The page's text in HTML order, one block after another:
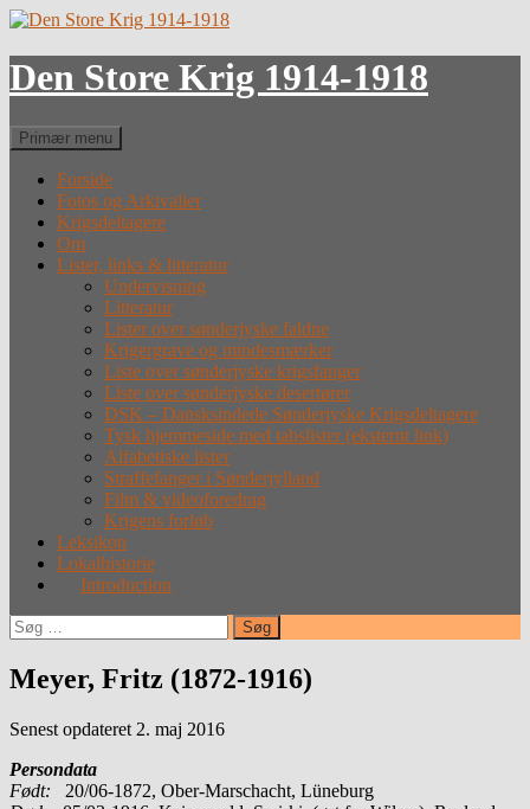
Hop
indhold
Den Store Krig 1914-1918
Søg
Primær menu
Forside
Fotos og Arkivalier
Krigsdeltagere
Om
Lister, links & litteratur
Undervisning
Litteratur
Lister over sønderjyske faldne
Krigergrave og mindesmærker
Liste over sønderjyske krigsfanger
Liste over sønderjyske desertører
DSK – Dansksindede Sønderjyske Krigsdeltagere
Tysk hjemmeside med tabslister (eksternt link)
Alfabetiske lister
Straffefanger i Sønderjylland
Film & videoforedrag
Krigens forløb
Leksikon
Lokalhistorie
Introduction
Søg
efter:
Meyer, Fritz (1872-1916)
Senest opdateret 2. maj 2016
Persondata
Født: 20/06-1872, Ober-Marschacht, Lüneburg